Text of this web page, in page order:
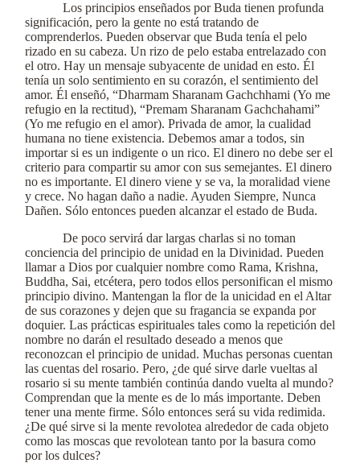
Los principios enseñados por Buda tienen profunda
significación, pero la gente no está tratando de
comprenderlos. Pueden observar que Buda tenía el pelo
rizado en su cabeza. Un rizo de pelo estaba entrelazado con
el otro. Hay un mensaje subyacente de unidad en esto. Él
tenía un solo sentimiento en su corazón, el sentimiento del
amor. Él enseñó, “Dharmam Sharanam Gachchhami (Yo me
refugio en la rectitud), “Premam Sharanam Gachchahami”
(Yo me refugio en el amor). Privada de amor, la cualidad
humana no tiene existencia. Debemos amar a todos, sin
importar si es un indigente o un rico. El dinero no debe ser el
criterio para compartir su amor con sus semejantes. El dinero
no es importante. El dinero viene y se va, la moralidad viene
y crece. No hagan daño a nadie. Ayuden Siempre, Nunca
Dañen. Sólo entonces pueden alcanzar el estado de Buda.
De poco servirá dar largas charlas si no toman
conciencia del principio de unidad en la Divinidad. Pueden
llamar a Dios por cualquier nombre como Rama, Krishna,
Buddha, Sai, etcétera, pero todos ellos personifican el mismo
principio divino. Mantengan la flor de la unicidad en el Altar
de sus corazones y dejen que su fragancia se expanda por
doquier. Las prácticas espirituales tales como la repetición del
nombre no darán el resultado deseado a menos que
reconozcan el principio de unidad. Muchas personas cuentan
las cuentas del rosario. Pero, ¿de qué sirve darle vueltas al
rosario si su mente también continúa dando vuelta al mundo?
Comprendan que la mente es de lo más importante. Deben
tener una mente firme. Sólo entonces será su vida redimida.
¿De qué sirve si la mente revolotea alrededor de cada objeto
como las moscas que revolotean tanto por la basura como
por los dulces?